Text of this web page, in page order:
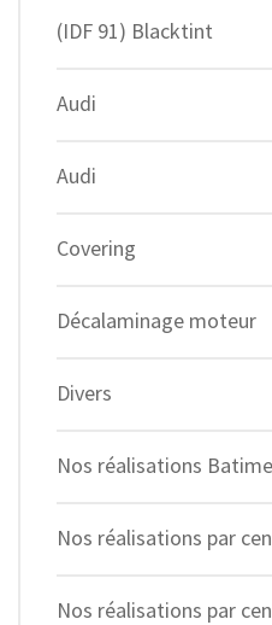
(IDF 91) Blacktint
Audi
Audi
Covering
Décalaminage moteur
Divers
Nos réalisations
Nos réalisations par
Nos réalisations par